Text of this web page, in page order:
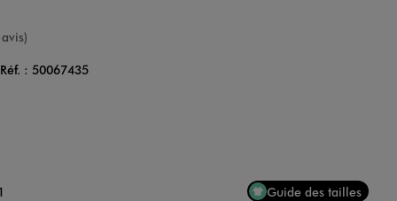
Réf. : 50067435
Guide des tailles